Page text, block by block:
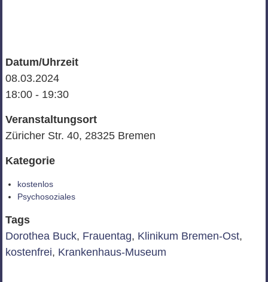
Datum/Uhrzeit
08.03.2024
18:00 - 19:30
Veranstaltungsort
Züricher Str. 40, 28325 Bremen
Kategorie
kostenlos
Psychosoziales
Tags
Dorothea Buck, Frauentag, Klinikum Bremen-Ost,
kostenfrei, Krankenhaus-Museum